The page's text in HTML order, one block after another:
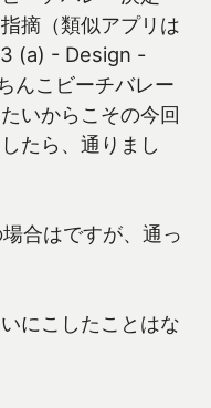
摘（類似アプリは
(a) - Design -
んこビーチバレー
いからこその今回
たら、通りまし
合はですが、通っ
にこしたことはな